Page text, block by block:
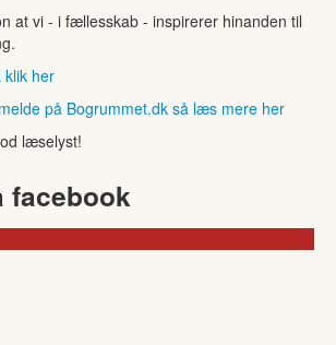
at vi - i fællesskab - inspirerer hinanden til
klik her
på Bogrummet.dk så læs mere her
læselyst!
facebook